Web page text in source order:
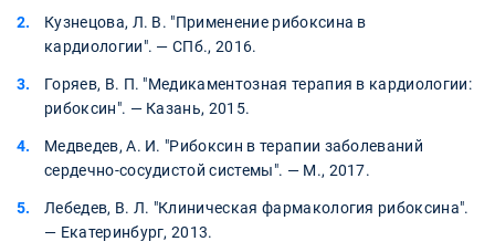
Кузнецова, Л. В. "Применение рибоксина в
кардиологии". — СПб., 2016.
Горяев, В. П. "Медикаментозная терапия в кардиологии:
рибоксин". — Казань, 2015.
Медведев, А. И. "Рибоксин в терапии заболеваний
сердечно-сосудистой системы". — М., 2017.
Лебедев, В. Л. "Клиническая фармакология рибоксина".
— Екатеринбург, 2013.